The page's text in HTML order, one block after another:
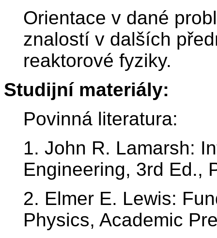
Orientace v dané
znalostí v dalších
reaktorové fyziky.
Studijní materiály:
Povinná literatura:
1. John R. Lamarsh:
Engineering, 3rd Ed.,
2. Elmer E. Lewis:
Physics, Academic